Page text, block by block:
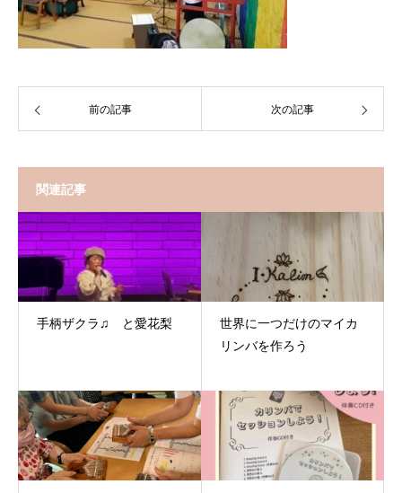
前の記事 次の記事
関連記事
手柄ザクラ♫ と愛花梨
世界に一つだけのマイカ
リンバを作ろう